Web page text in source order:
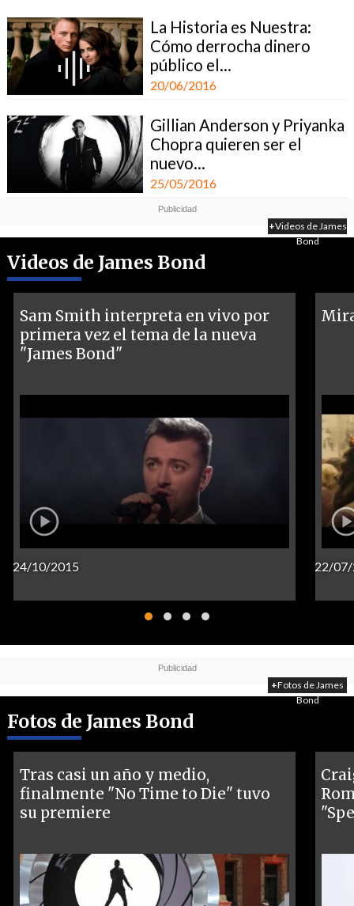
La Historia es Nuestra:
Cómo derrocha dinero
público el...
20/06/2016
Gillian Anderson y Priyanka
Chopra quieren ser el
nuevo...
25/05/2016
Videos de James Bond
+Videos de James
Bond
Sam Smith interpreta en vivo por
primera vez el tema de la nueva
"James Bond"
24/10/2015 22/
Fotos de James Bond
+Fotos de James
Bond
Tras casi un año y medio,
finalmente "No Time to Die" tuvo
su premiere